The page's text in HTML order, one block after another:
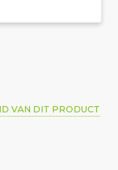
VAN DIT PRODUCT